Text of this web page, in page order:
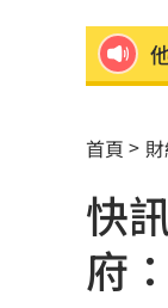
首頁
快
府